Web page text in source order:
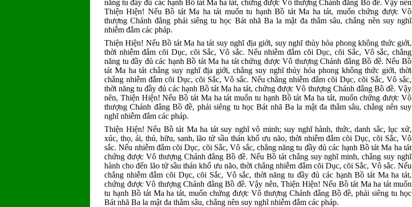
năng tu đầy đủ các hạnh Bồ tát Ma ha tát, chứng được Vô thượng Chánh đẳng Bồ đề. Vậy nên
Thiện Hiện! Nếu Bồ tát Ma ha tát muốn tu hạnh Bồ tát Ma ha tát, muốn chứng được Vô
thượng Chánh đẳng phải siêng tu học Bát nhã Ba la mật đa thẳm sâu, chẳng nên suy nghĩ
nhiễm đắm các pháp.
Thiện Hiện! Nếu Bồ tát Ma ha tát suy nghĩ địa giới, suy nghĩ thủy hỏa phong không thức giới,
thời nhiễm đắm cõi Dục, cõi Sắc, Vô sắc. Nếu nhiễm đắm cõi Dục, cõi Sắc, Vô sắc, chẳng
năng tu đầy đủ các hạnh Bồ tát Ma ha tát chứng được Vô thượng Chánh đẳng Bồ đề. Nếu Bồ
tát Ma ha tát chẳng suy nghĩ địa giới, chẳng suy nghĩ thủy hỏa phong không thức giới, thời
chẳng nhiễm đắm cõi Dục, cõi Sắc, Vô sắc. Nếu chẳng nhiễm đắm cõi Dục, cõi Sắc, Vô sắc,
thời năng tu đầy đủ các hạnh Bồ tát Ma ha tát, chứng được Vô thượng Chánh đẳng Bồ đề. Vậy
nên, Thiện Hiện! Nếu Bồ tát Ma ha tát muốn tu hạnh Bồ tát Ma ha tát, muốn chứng được Vô
thượng Chánh đẳng Bồ đề, phải siêng tu học Bát nhã Ba la mật đa thẳm sâu, chẳng nên suy
nghĩ nhiễm đắm các pháp.
Thiện Hiện! Nếu Bồ tát Ma ha tát suy nghĩ vô minh; suy nghĩ hành, thức, danh sắc, lục xứ,
xúc, thọ, ái, thủ, hữu, sanh, lão tử sầu thán khổ ưu não, thời nhiễm đắm cõi Dục, cõi Sắc, Vô
sắc. Nếu nhiễm đắm cõi Dục, cõi Sắc, Vô sắc, chẳng năng tu đầy đủ các hạnh Bồ tát Ma ha tát
chứng được Vô thượng Chánh đẳng Bồ đề. Nếu Bồ tát chẳng suy nghĩ minh, chẳng suy nghĩ
hành cho đến lão tử sầu thán khổ ưu não, thời chẳng nhiễm đắm cõi Dục, cõi Sắc, Vô sắc. Nếu
chẳng nhiễm đắm cõi Dục, cõi Sắc, Vô sắc, thời năng tu đầy đủ các hạnh Bồ tát Ma ha tát,
chứng được Vô thượng Chánh đẳng Bồ đề. Vậy nên, Thiện Hiện! Nếu Bồ tát Ma ha tát muốn
tu hạnh Bồ tát Ma ha tát, muốn chứng được Vô thượng Chánh đẳng Bồ đề, phải siêng tu học
Bát nhã Ba la mật đa thẳm sâu, chẳng nên suy nghĩ nhiễm đắm các pháp.